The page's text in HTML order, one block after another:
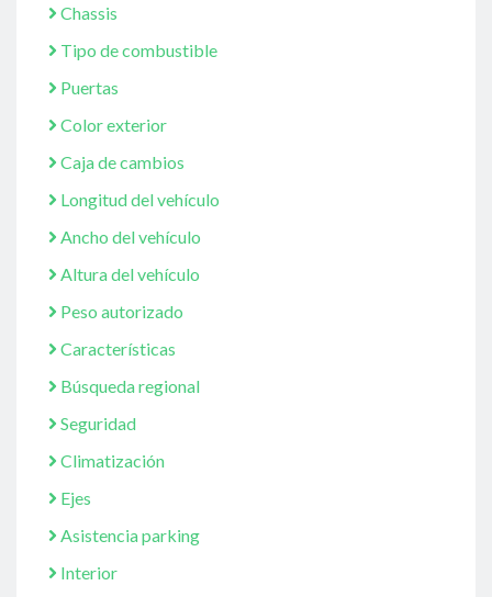
Chassis
Tipo de combustible
Puertas
Color exterior
Caja de cambios
Longitud del vehículo
Ancho del vehículo
Altura del vehículo
Peso autorizado
Características
Búsqueda regional
Seguridad
Climatización
Ejes
Asistencia parking
Interior